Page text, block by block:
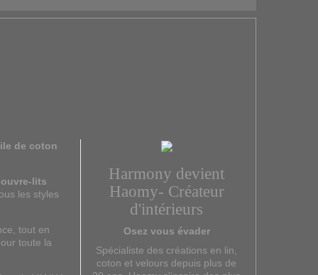
de coton
lits
les styles
tout en
toute la
Harmony devient
Haomy- Créateur
d'intérieurs
Osez vous évader
Spécialiste des créations en lin,
coton et velours depuis plus de